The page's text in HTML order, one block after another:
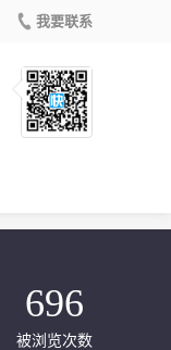
我要联系
696
被浏览次数